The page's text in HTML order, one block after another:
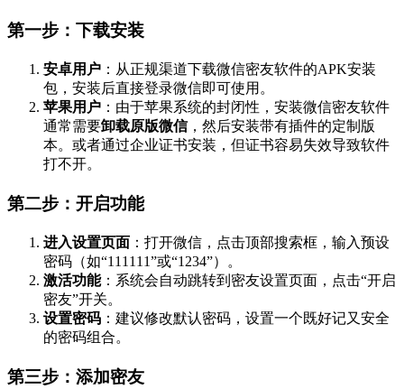
第一步：下载安装
安卓用户 ：从正规渠道下载微信密友软件的APK安装
包，安装后直接登录微信即可使用。
苹果用户 ：由于苹果系统的封闭性，安装微信密友软件
通常需要卸载原版微信，然后安装带有插件的定制版
本。或者通过企业证书安装，但证书容易失效导致软件
打不开。
第二步：开启功能
进入设置页面 ：打开微信，点击顶部搜索框，输入预设
密码（如“111111”或“1234”）。
激活功能：系统会自动跳转到密友设置页面，点击“开启
密友”开关。
设置密码 ：建议修改默认密码，设置一个既好记又安全
的密码组合。
第三步：添加密友